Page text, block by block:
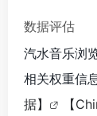
数据评估
汽水音乐浏
相关权重信
据】
【